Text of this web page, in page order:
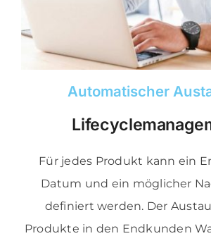
Automatischer
Für jedes Produkt kann ein
Datum und ein möglicher
definiert werden. Der
Produkte in den Endkunden